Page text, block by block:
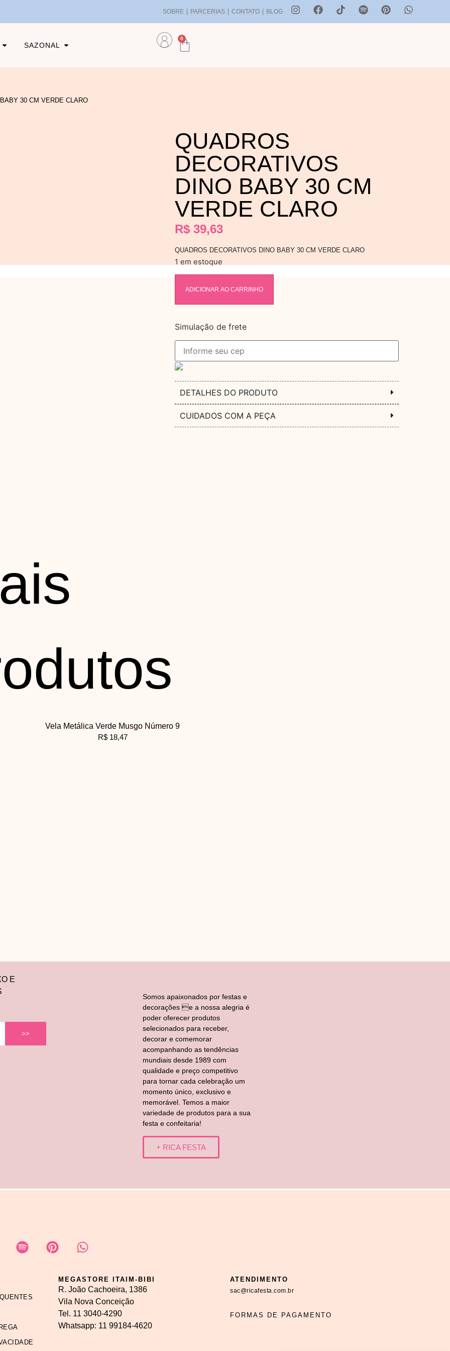
SOBRE PARCERIAS CONTATO BLOG
SAZONAL
0
30 CM VERDE CLARO
QUADROS
DECORATIVOS
DINO BABY 30 CM
VERDE CLARO
R$ 39,63
QUADROS DECORATIVOS DINO BABY 30 CM VERDE CLARO
1 em estoque
ADICIONAR AO CARRINHO
Simulação de frete
DETALHES DO PRODUTO
CUIDADOS COM A PEÇA
Vela Metálica Verde Musgo Número 9
R$18,47
E
>>
Somos apaixonados por festas e
decorações e a nossa alegria é
poder oferecer produtos
selecionados para receber,
decorar e comemorar
acompanhando as tendências
mundiais desde 1989 com
qualidade e preço competitivo
para tornar cada celebração um
momento único, exclusivo e
memorável. Temos a maior
variedade de produtos para a sua
festa e confeitaria!
+ RICA FESTA
MEGASTORE ITAIM-BIBI
R. João Cachoeira, 1386
Vila Nova Conceição
Tel. 11 3040-4290
Whatsapp: 11 99184-4620
ATENDIMENTO
sac@ricafesta.com.br
FORMAS DE PAGAMENTO